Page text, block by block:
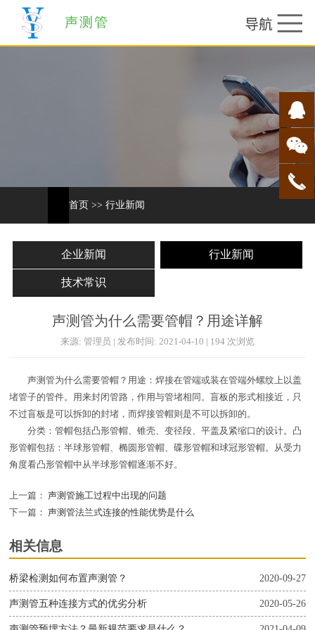
声测管
首页 >> 行业新闻
企业新闻 行业新闻
技术常识
声测管为什么需要管帽？用途详解
来源: 管理员 | 发布时间: 2021-04-10 | 194 次浏览
声测管为什么需要管帽？用途：焊接在管端或装在管端外螺纹上以盖
堵管子的管件。用来封闭管路，作用与管堵相同。盲板的形式相接近，只
不过盲板是可以拆卸的封堵，而焊接管帽则是不可以拆卸的。
分类：管帽包括凸形管帽、锥壳、变径段、平盖及紧缩口的设计。凸
形管帽包括：半球形管帽、椭圆形管帽、碟形管帽和球冠形管帽。从受力
角度看凸形管帽中从半球形管帽逐渐不好。
上一篇： 声测管施工过程中出现的问题
下一篇： 声测管法兰式连接的性能优势是什么
相关信息
2020-09-27
桥梁检测如何布置声测管？
2020-05-26
声测管五种连接方式的优劣分析